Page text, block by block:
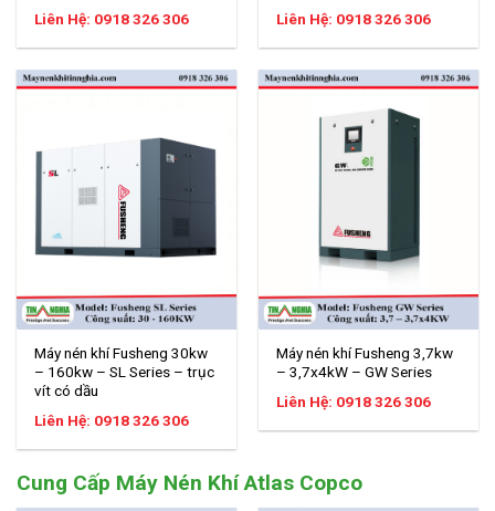
Liên Hệ: 0918 326 306
Liên Hệ: 0918 326 306
Máy nén khí Fusheng 30kw
– 160kw – SL Series – trục
vít có dầu
Liên Hệ: 0918 326 306
Máy nén khí Fusheng 3,7kw
– 3,7x4kW – GW Series
Liên Hệ: 0918 326 306
Cung Cấp Máy Nén Khí Atlas Copco